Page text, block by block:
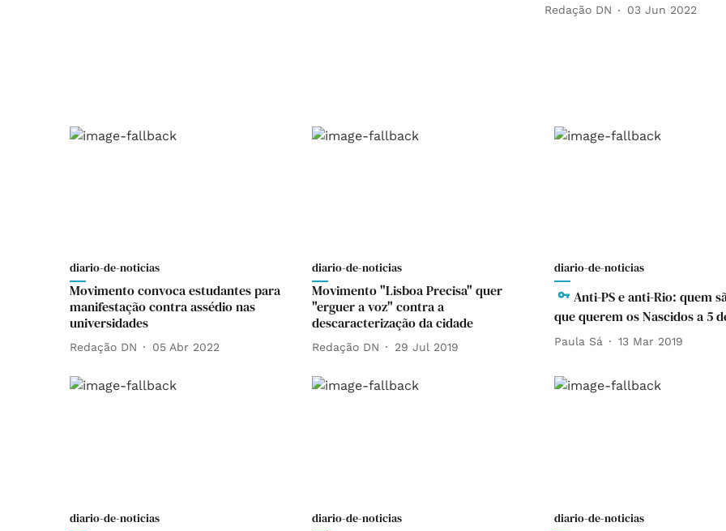
Redação DN 03 Jun 2022
diario-de-noticias
Movimento convoca estudantes para
manifestação contra assédio nas
universidades
Redação DN 05 Abr 2022
diario-de-noticias
Movimento "Lisboa Precisa" quer
"erguer a voz" contra a
descaracterização da cidade
Redação DN 29 Jul 2019
diario-de-noticias
Anti-PS e anti-Rio: quem
que querem os Nascidos a 5
Paula Sá 13 Mar 2019
diario-de-noticias diario-de-noticias diario-de-noticias